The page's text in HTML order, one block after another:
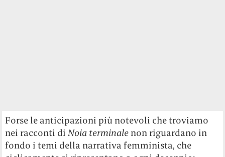
dell’intelligenza artificiale: non per velocizzare
processi lavorativi, ma affinché ci sostituiscano in
maniera acritica nei processi di pensiero.